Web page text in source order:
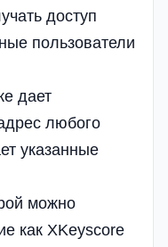
доступ
пользователи
дает
любого
указанные
можно
как XKeyscore